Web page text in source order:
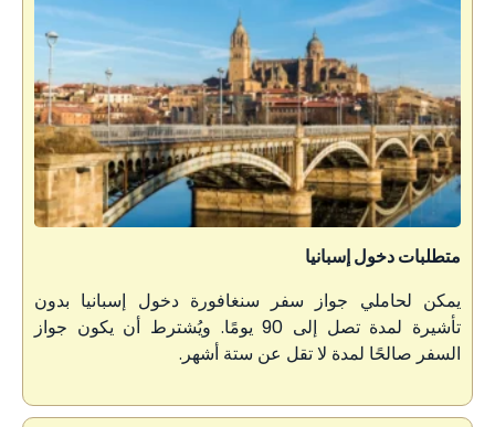
متطلبات دخول إسبانيا
يمكن لحاملي جواز سفر سنغافورة دخول إسبانيا بدون
تأشيرة لمدة تصل إلى 90 يومًا. ويُشترط أن يكون جواز
السفر صالحًا لمدة لا تقل عن ستة أشهر.